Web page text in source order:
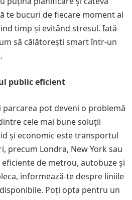
te bucuri de fiecare moment al
timp și evitând stresul. Iată
să călătorești smart într-un
public eficient
pot deveni o problemă
cele mai bune soluții
și economic este transportul
precum Londra, New York sau
de metrou, autobuze și
informează-te despre liniile
Poți opta pentru un